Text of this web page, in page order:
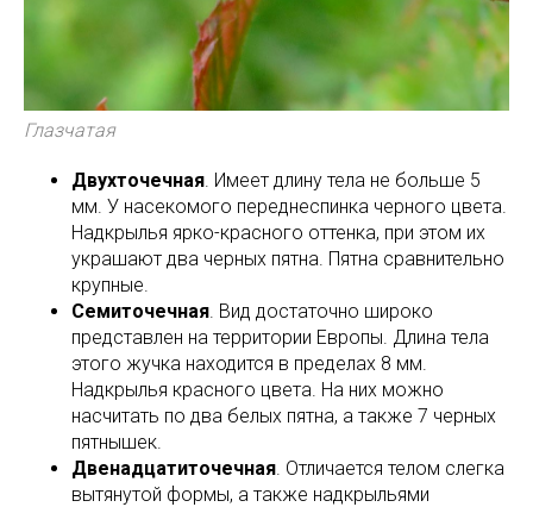
Глазчатая
Двухточечная . Имеет длину тела не больше 5
мм. У насекомого переднеспинка черного цвета.
Надкрылья ярко-красного оттенка, при этом их
украшают два черных пятна. Пятна сравнительно
крупные.
Семиточечная . Вид достаточно широко
представлен на территории Европы. Длина тела
этого жучка находится в пределах 8 мм.
Надкрылья красного цвета. На них можно
насчитать по два белых пятна, а также 7 черных
пятнышек.
Двенадцатиточечная . Отличается телом слегка
вытянутой формы, а также надкрыльями